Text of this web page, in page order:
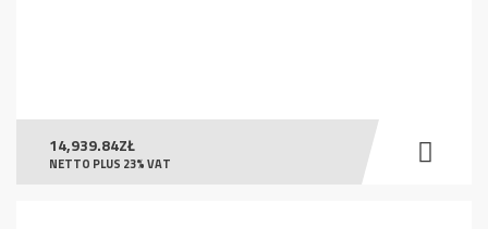
14,939.84ZŁ
NETTO PLUS 23% VAT